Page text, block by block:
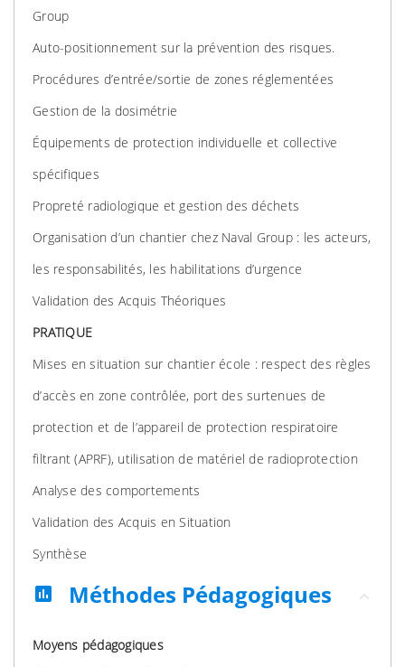
Group
Auto-positionnement sur la prévention des risques.
Procédures d’entrée/sortie de zones réglementées
Gestion de la dosimétrie
Équipements de protection individuelle et collective
spécifiques
Propreté radiologique et gestion des déchets
Organisation d’un chantier chez Naval Group : les acteurs,
les responsabilités, les habilitations d’urgence
Validation des Acquis Théoriques
PRATIQUE
Mises en situation sur chantier école : respect des règles
d’accès en zone contrôlée, port des surtenues de
protection et de l’appareil de protection respiratoire
filtrant (APRF), utilisation de matériel de radioprotection
Analyse des comportements
Validation des Acquis en Situation
Synthèse
assessment Méthodes Pédagogiques
Moyens pédagogiques